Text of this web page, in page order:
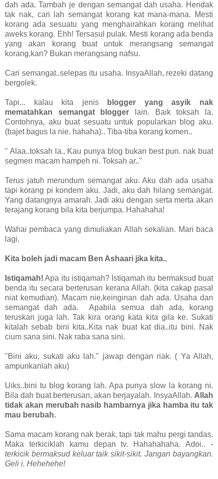
dah ada. Tambah je dengan semangat dah usaha. Hendak
tak nak, cari lah semangat korang kat mana-mana. Mesti
korang ada sesuatu yang menghairahkan korang melihat
aweks korang. Ehh! Tersasul pulak. Mesti korang ada benda
yang akan korang buat untuk merangsang semangat
korang,kan? Bukan merangsang nafsu.
Cari semangat..selepas itu usaha. InsyaAllah, rezeki datang
bergolek.
Tapi... kalau kita jenis
blogger yang asyik nak
mematahkan semangat blogger lain. Baik toksah la.
Contohnya, aku buat sesuatu untuk popularkan blog aku.
(bajet bagus la nie. hahaha).. Tiba-tiba korang komen..
" Alaa..toksah la.. Kau punya blog bukan best pun. nak buat
segmen macam hampeh ni. Toksah ar.."
Terus jatuh merundum semangat aku. Aku dah ada usaha
tapi korang pi kondem aku. Jadi, aku dah hilang semangat.
Yang datangnya amarah. Jadi aku dengan serta merta akan
terajang korang bila kita berjumpa. Hahahaha!
Wahai pembaca yang dimuliakan Allah sekalian. Mari baca
lagi.
Kita boleh jadi macam Ben Ashaari jika kita..
Istiqamah! Apa itu istiqamah? Istiqamah itu bermaksud buat
benda itu secara berterusan kerana Allah. (kita cakap pasal
niat kemudian). Macam nie,keinginan dah ada. Usaha dan
semangat dah ada. Apabila semua dah ada, korang
teruskan juga lah. Tak kira orang kata kita gila ke. Sukati
kitalah sebab bini kita..Kita nak buat kat dia..itu bini. Nak
cium sana sini. Nak raba sana sini.
"Bini aku, sukati aku lah." jawap dengan riak. ( Ya Allah,
ampunkanlah aku)
Uiks..bini tu blog korang lah. Apa punya slow la korang ni.
Bila dah buat berterusan, akan berjayalah. InsyaAllah. Allah
tidak akan merubah nasib hambarnya jika hamba itu tak
mau berubah.
Sama macam korang nak berak, tapi tak mahu pergi tandas.
Maka terkiciklah kamu depan tv. Hahahahaha. Adoi.. -
terkicik bermaksud keluar taik sikit-sikit. Jangan bayangkan.
Geli i. Hehehehe!